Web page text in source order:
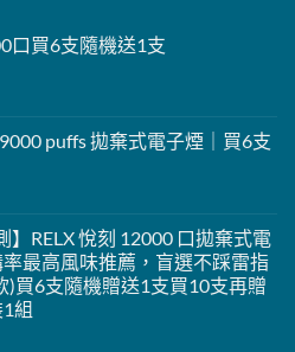
口買6支隨機送1支
puffs 拋棄式電子煙｜買6支
】RELX 悅刻 12000 口拋棄式電
最高風味推薦，盲選不踩雷指
)買6支隨機贈送1支買10支再贈
組